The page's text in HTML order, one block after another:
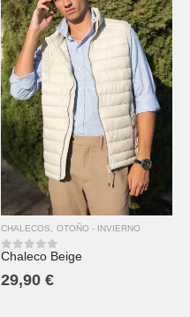
CHALECOS OTOÑO - INVIERNO
0out of 5
Chaleco Beige
29,90 €